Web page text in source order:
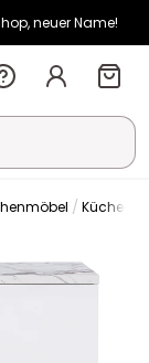
neuer Name!
Produkte